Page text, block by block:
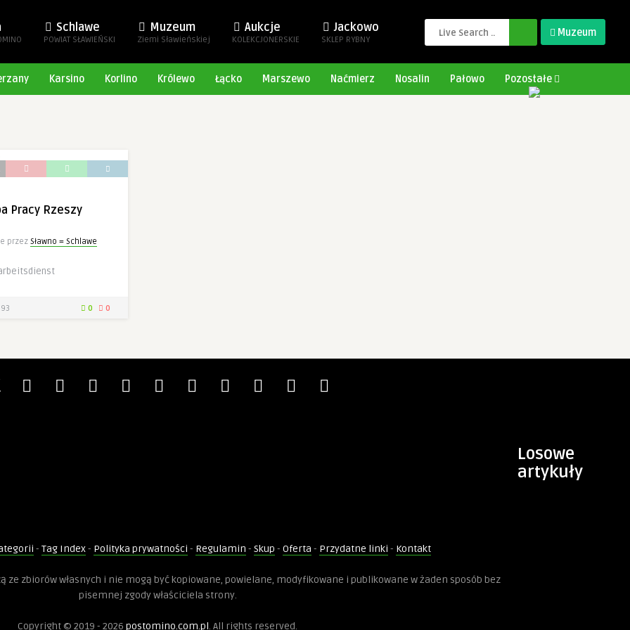
Schlawe
POWIAT SŁAWIEŃSKI
Muzeum
Ziemi Sławieńskiej
Aukcje
KOLEKCJONERSKIE
Jackowo
SKLEP RYBNY
Muzeum
Karsino Korlino Królewo Łącko Marszewo Naćmierz Nosalin Pałowo Pozostałe
Pracy Rzeszy
przez Sławno = Schlawe
93 0 0
Losowe
artykuły
- Tag Index- Polityka prywatności - Regulamin - Skup - Oferta - Przydatne linki - Kontakt
ze zbiorów własnych i nie mogą być kopiowane, powielane, modyfikowane i publikowane w żaden sposób bez
pisemnej zgody właściciela strony.
Copyright © 2019 - 2026 postomino.com.pl. All rights reserved.